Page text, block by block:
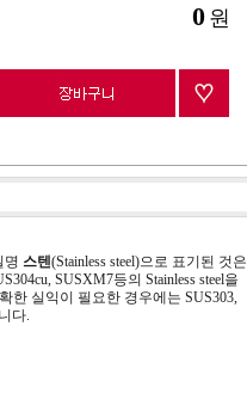
0 원
명 스텐(Stainless steel)으로 표기된 것은
SUSXM7등의 Stainless steel을
한 실익이 필요한 경우에는 SUS303,
다.